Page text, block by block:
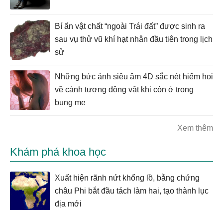
Bí ẩn vật chất “ngoài Trái đất” được sinh ra
sau vụ thử vũ khí hạt nhân đầu tiên trong lịch
sử
Những bức ảnh siêu âm 4D sắc nét hiếm hoi
về cảnh tượng động vật khi còn ở trong
bụng mẹ
Xem thêm
Khám phá khoa học
Xuất hiện rãnh nứt khổng lồ, bằng chứng
châu Phi bắt đầu tách làm hai, tạo thành lục
địa mới